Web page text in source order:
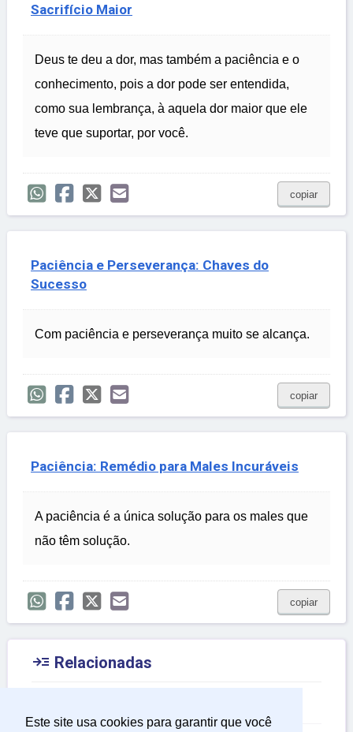
Este site usa cookies para garantir que você
Sacrifício Maior
Deus te deu a dor, mas também a paciência e o
conhecimento, pois a dor pode ser entendida,
como sua lembrança, à aquela dor maior que ele
teve que suportar, por você.
copiar
Paciência e Perseverança: Chaves do
Sucesso
Com paciência e perseverança muito se alcança.
copiar
Paciência: Remédio para Males Incuráveis
A paciência é a única solução para os males que
não têm solução.
copiar
 Relacionadas